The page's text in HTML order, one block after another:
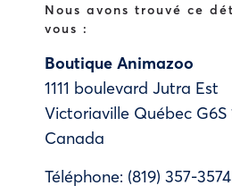
Nous avons trouvé ce
vous :
Boutique Animazoo
1111 boulevard Jutra Est
Victoriaville Québec G6S
Canada
Téléphone: (819) 357-3574